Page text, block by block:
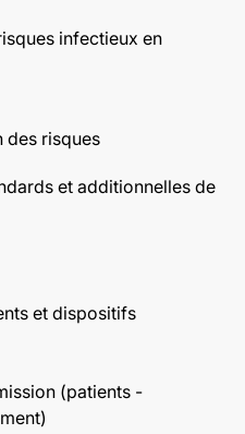
infectieux en
des risques
et additionnelles de
et dispositifs
(patients -